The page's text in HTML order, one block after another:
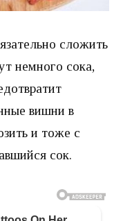
сложить
немного сока,
вишни в
и тоже с
сок.